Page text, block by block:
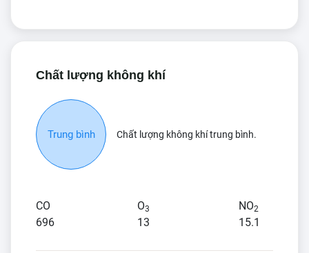
Chất lượng không khí
Trung bình Chất lượng không khí trung bình.
CO
696
O3
13
NO2
15.1